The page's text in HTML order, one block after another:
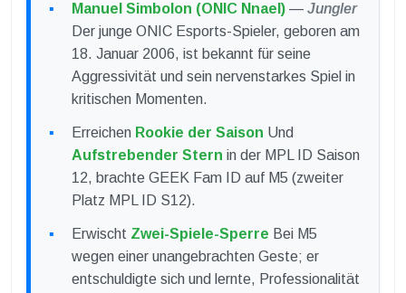
Manuel Simbolon (ONIC Nnael) — Jungler
Der junge ONIC Esports-Spieler, geboren am
18. Januar 2006, ist bekannt für seine
Aggressivität und sein nervenstarkes Spiel in
kritischen Momenten.
Erreichen Rookie der Saison Und
Aufstrebender Stern in der MPL ID Saison
12, brachte GEEK Fam ID auf M5 (zweiter
Platz MPL ID S12).
Erwischt Zwei-Spiele-Sperre Bei M5
wegen einer unangebrachten Geste; er
entschuldigte sich und lernte, Professionalität